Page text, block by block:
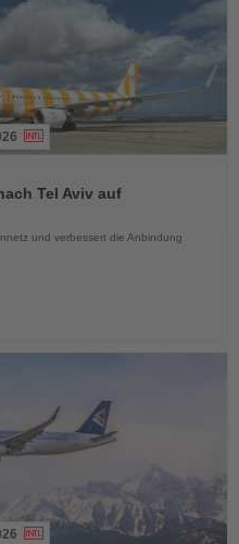
Tel Aviv auf
und verbessert die Anbindung